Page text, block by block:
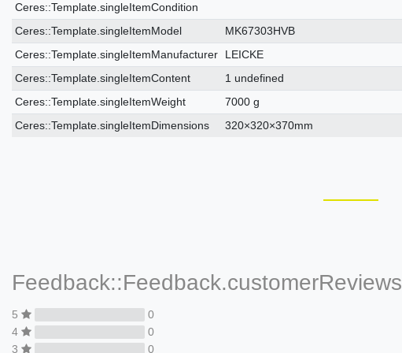
Ceres::Template.singleItemCondition
Ceres::Template.singleItemModel
MK67303HVB
Ceres::Template.singleItemManufacturer
LEICKE
Ceres::Template.singleItemContent
1 undefined
Ceres::Template.singleItemWeight
7000 g
Ceres::Template.singleItemDimensions
320×320×370mm
Feedback::Feedback.customerReviews
5
0
4
0
3
0